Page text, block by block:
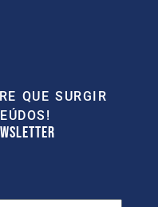
QUE SURGIR